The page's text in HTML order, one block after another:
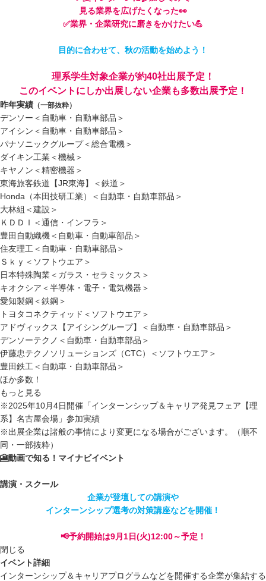
見る業界を広げたくなった👀
✅業界・企業研究に磨きをかけたい💪
目的に合わせて、秋の活動を始めよう！
理系学生対象企業が約40社出展予定！
このイベントにしか出展しない企業も多数出展予定！
昨年実績 （一部抜粋）
デンソー＜自動車・自動車部品＞
アイシン＜自動車・自動車部品＞
パナソニックグループ＜総合電機＞
ダイキン工業＜機械＞
キヤノン＜精密機器＞
東海旅客鉄道【JR東海】＜鉄道＞
Honda（本田技研工業）＜自動車・自動車部品＞
大林組＜建設＞
ＫＤＤＩ＜通信・インフラ＞
豊田自動織機＜自動車・自動車部品＞
住友理工＜自動車・自動車部品＞
Ｓｋｙ＜ソフトウエア＞
日本特殊陶業＜ガラス・セラミックス＞
キオクシア＜半導体・電子・電気機器＞
愛知製鋼＜鉄鋼＞
トヨタコネクティッド＜ソフトウエア＞
アドヴィックス【アイシングループ】＜自動車・自動車部品＞
デンソーテクノ＜自動車・自動車部品＞
伊藤忠テクノソリューションズ（CTC）＜ソフトウエア＞
豊田鉄工＜自動車・自動車部品＞
ほか多数！
もっと見る
※2025年10月4日開催「インターンシップ＆キャリア発見フェア【理
系】名古屋会場」参加実績
※出展企業は諸般の事情により変更になる場合がございます。（順不
同・一部抜粋）
🎦動画で知る！マイナビイベント
講演・スクール
企業が登壇しての講演や
インターンシップ選考の対策講座などを開催！
📢予約開始は9月1日(火)12:00～予定！
閉じる
イベント詳細
インターンシップ＆キャリアプログラムなどを開催する企業が集結する